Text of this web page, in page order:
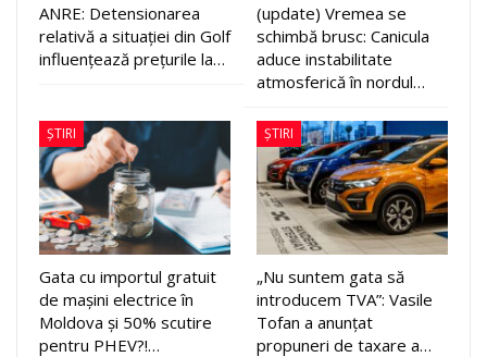
ANRE: Detensionarea
relativă a situației din Golf
influențează prețurile la…
(update) Vremea se
schimbă brusc: Canicula
aduce instabilitate
atmosferică în nordul…
ȘTIRI
Gata cu importul gratuit
de mașini electrice în
Moldova și 50% scutire
pentru PHEV?!…
ȘTIRI
„Nu suntem gata să
introducem TVA”: Vasile
Tofan a anunțat
propuneri de taxare a…